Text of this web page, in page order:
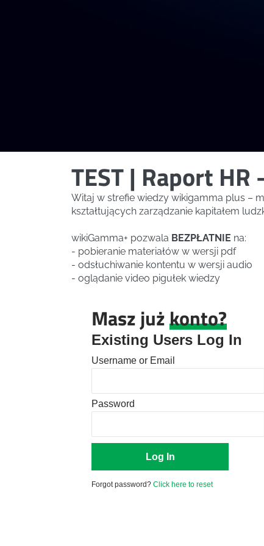
TEST | Raport
Witaj w strefie wiedzy wikigamma plus –
kształtujących zarządzanie kapitałem
wikiGamma+ pozwala BEZPŁATNIE na:
- pobieranie materiałów w wersji pdf
- odsłuchiwanie kontentu w wersji audio
- oglądanie video pigułek wiedzy
Masz jużkonto?
Existing Users Log In
Username or Email
Password
Forgot password? Click here to reset